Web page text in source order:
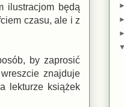
ilustracjom będą
czasu, ale i z
by zaprosić
znajduje
lekturze książek